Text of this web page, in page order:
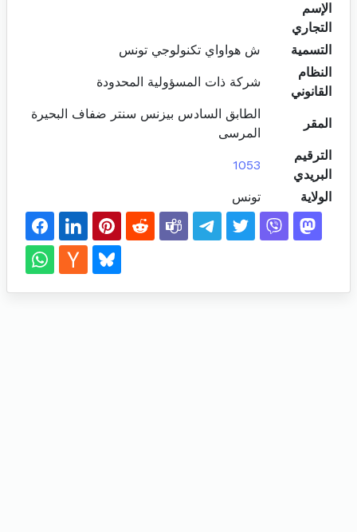
الإسم
التجاري
التسمية
ش هواواي تكنولوجي تونس
النظام
القانوني
شركة ذات المسؤولية المحدودة
المقر
الطابق السادس بيزنس سنتر ضفاف البحيرة
المرسى
الترقيم
البريدي
1053
الولاية تونس